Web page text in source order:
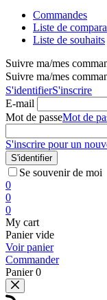
Commandes
Liste de
Liste de souhaits
Suivre ma/mes
Suivre ma/mes
S'identifierS'inscrire
E-mail
Mot de passeMot de
S'inscrire pour un
S'identifier
Se souvenir de moi
0
0
0
My cart
Panier vide
Voir panier
Commander
Panier0